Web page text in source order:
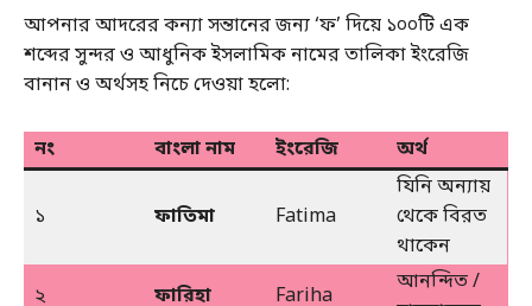
আপনার আদরের কন্যা সন্তানের জন্য ‘ফ’ দিয়ে ১০০টি এক
শব্দের সুন্দর ও আধুনিক ইসলামিক নামের তালিকা ইংরেজি
বানান ও অর্থসহ নিচে দেওয়া হলো:
নং বাংলা নাম ইংরেজি অর্থ
১ ফাতিমা Fatima
যিনি অন্যায়
থেকে বিরত
থাকেন
২
ফারিহা Fariha
আনন্দিত /